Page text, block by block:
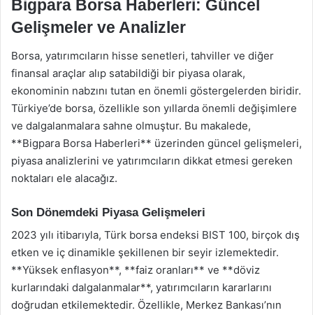
Bigpara Borsa Haberleri: Güncel
Gelişmeler ve Analizler
Borsa, yatırımcıların hisse senetleri, tahviller ve diğer
finansal araçlar alıp satabildiği bir piyasa olarak,
ekonominin nabzını tutan en önemli göstergelerden biridir.
Türkiye’de borsa, özellikle son yıllarda önemli değişimlere
ve dalgalanmalara sahne olmuştur. Bu makalede,
**Bigpara Borsa Haberleri** üzerinden güncel gelişmeleri,
piyasa analizlerini ve yatırımcıların dikkat etmesi gereken
noktaları ele alacağız.
Son Dönemdeki Piyasa Gelişmeleri
2023 yılı itibarıyla, Türk borsa endeksi BIST 100, birçok dış
etken ve iç dinamikle şekillenen bir seyir izlemektedir.
**Yüksek enflasyon**, **faiz oranları** ve **döviz
kurlarındaki dalgalanmalar**, yatırımcıların kararlarını
doğrudan etkilemektedir. Özellikle, Merkez Bankası’nın